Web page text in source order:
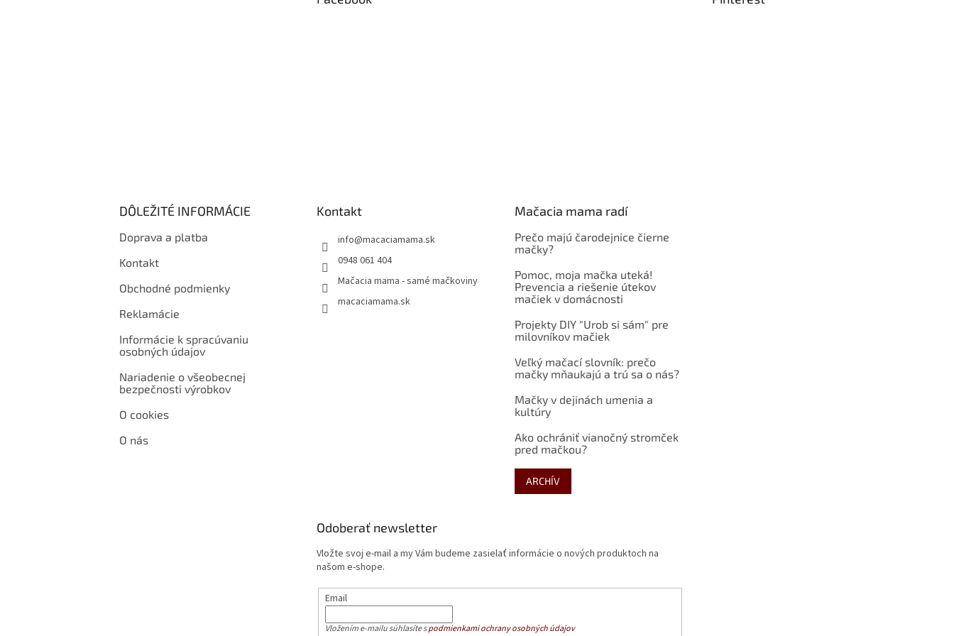
DÔLEŽITÉ INFORMÁCIE
Doprava a platba
Kontakt
Obchodné podmienky
Reklamácie
Informácie k spracúvaniu
osobných údajov
Nariadenie o všeobecnej
bezpečnosti výrobkov
O cookies
O nás
Kontakt
info@macaciamama.sk
0948 061 404
Mačacia mama - samé mačkoviny
macaciamama.sk
Mačacia mama radí
Prečo majú čarodejnice čierne
mačky?
Pomoc, moja mačka uteká!
Prevencia a riešenie útekov
mačiek v domácnosti
Projekty DIY "Urob si sám" pre
milovníkov mačiek
Veľký mačací slovník: prečo
mačky mňaukajú a trú sa o nás?
Mačky v dejinách umenia a
kultúry
Ako ochrániť vianočný stromček
pred mačkou?
ARCHÍV
Odoberať newsletter
Vložte svoj e-mail a my Vám budeme zasielať informácie o nových produktoch na
našom e-shope.
Email
Vložením e-mailu súhlasíte spodmienkami ochrany osobných údajov